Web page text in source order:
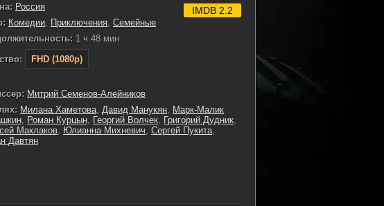
Россия
Комедии, Приключения, Семейные
1 ч 48 мин
FHD (1080p)
IMDB 2.2
Митрий Семенов-Алейников
Милана Хаметова, Давид Манукян, Марк-Малик
, Роман Курцын, Георгий Волчек, Григорий Дудник,
Маклаков, Юлианна Михневич, Сергей Пукита,
Давтян